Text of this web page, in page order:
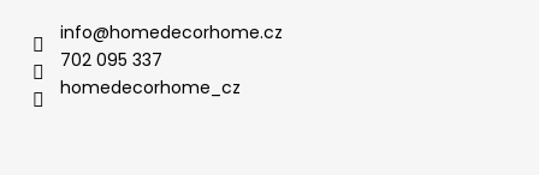
info@homedecorhome.cz
702 095 337
homedecorhome_cz